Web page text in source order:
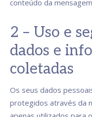
conteúdo da
2 – Uso e
dados e
coletadas
Os seus dados
protegidos através da